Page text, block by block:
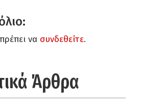
να συνδεθείτε.
Άρθρα